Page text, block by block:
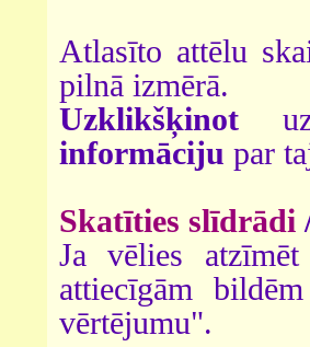
Atlasīto attēlu
pilnā izmērā.
Uzklikšķinot
informāciju par
Skatīties slīdrādi
Ja vēlies
attiecīgām
vērtējumu".